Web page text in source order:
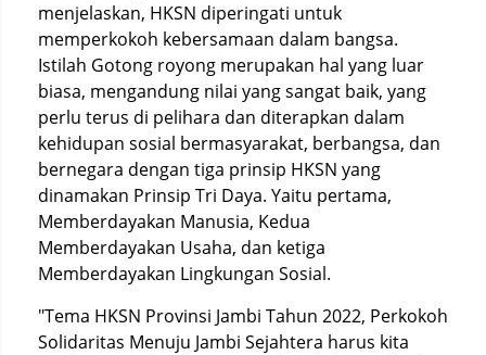
menjelaskan, HKSN diperingati untuk
memperkokoh kebersamaan dalam bangsa.
Istilah Gotong royong merupakan hal yang luar
biasa, mengandung nilai yang sangat baik, yang
perlu terus di pelihara dan diterapkan dalam
kehidupan sosial bermasyarakat, berbangsa, dan
bernegara dengan tiga prinsip HKSN yang
dinamakan Prinsip Tri Daya. Yaitu pertama,
Memberdayakan Manusia, Kedua
Memberdayakan Usaha, dan ketiga
Memberdayakan Lingkungan Sosial.
"Tema HKSN Provinsi Jambi Tahun 2022, Perkokoh
Solidaritas Menuju Jambi Sejahtera harus kita